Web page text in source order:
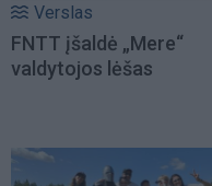
Verslas
FNTT įšaldė „Mere“
valdytojos lėšas